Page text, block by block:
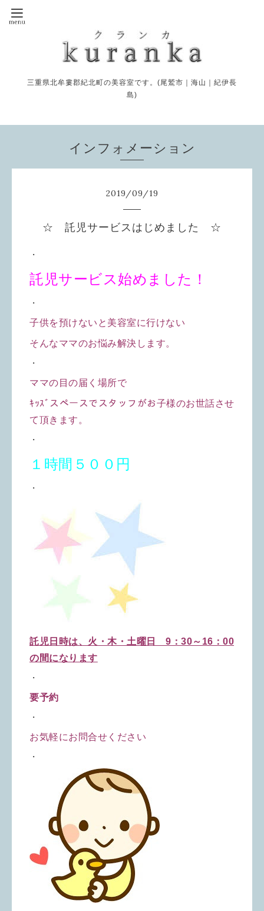
三重県北牟婁郡紀北町の美容室です。(尾鷲市｜海山｜紀伊長
島)
インフォメーション
2019/09/19
☆ 託児サービスはじめました ☆
・
託児サービス始めました！
・
子供を預けないと美容室に行けない
そんなママのお悩み解決します。
・
ママの目の届く場所で
ｷｯｽﾞスペースでスタッフがお子様のお世話させ
て頂きます。
・
１時間５００円
・
託児日時は、火・木・土曜日 9：30～16：00
の間になります
・
要予約
・
お気軽にお問合せください
・